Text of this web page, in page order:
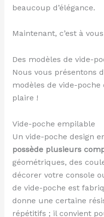
beaucoup d’élégance.
Maintenant, c’est à
Des modèles de vide-
Nous vous présentons
modèles de vide-
plaire !
Vide-poche empilable
Un vide-poche design
possède plusieurs
géométriques, des
décorer votre console
de vide-poche est
donne une certaine
répétitifs ; il convient